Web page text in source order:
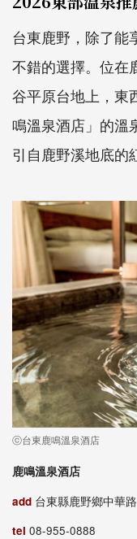
台東鹿野，除了能
不錯的選擇。位在
谷平原台地上，東
鳴溫泉酒店」的溫
引自鹿野溪地底的
ⓒ台東鹿鳴溫泉酒店
鹿鳴溫泉酒店
add 台東縣鹿野鄉中華
tel 08-955-0888